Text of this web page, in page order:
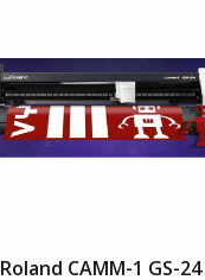
Roland CAMM-1 GS-24